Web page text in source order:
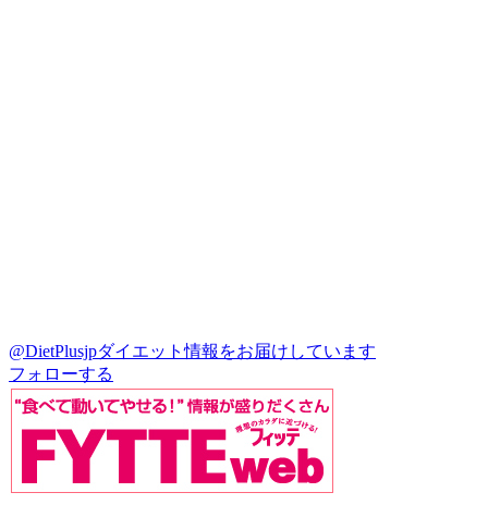
@DietPlusjpダイエット情報をお届けしています
フォローする